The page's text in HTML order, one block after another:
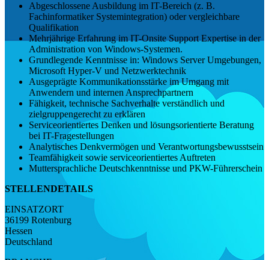
Abgeschlossene Ausbildung im IT-Bereich (z. B.
Fachinformatiker Systemintegration) oder vergleichbare
Qualifikation
Mehrjährige Erfahrung im IT-Onsite Support Expertise in der
Administration von Windows-Systemen.
Grundlegende Kenntnisse in: Windows Server Umgebungen,
Microsoft Hyper-V und Netzwerktechnik
Ausgeprägte Kommunikationsstärke im Umgang mit
Anwendern und internen Ansprechpartnern
Fähigkeit, technische Sachverhalte verständlich und
zielgruppengerecht zu erklären
Serviceorientiertes Denken und lösungsorientierte Beratung
bei IT-Fragestellungen
Analytisches Denkvermögen und Verantwortungsbewusstsein
Teamfähigkeit sowie serviceorientiertes Auftreten
Muttersprachliche Deutschkenntnisse und PKW-Führerschein
STELLENDETAILS
EINSATZORT
36199 Rotenburg
Hessen
Deutschland